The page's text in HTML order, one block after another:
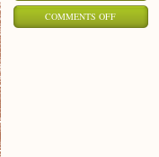
COMMENTS OFFON